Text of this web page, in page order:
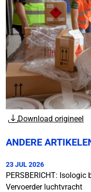
Download origineel
ANDERE
23 JUL 2026
PERSBERICHT:
Vervoerder luchtvracht